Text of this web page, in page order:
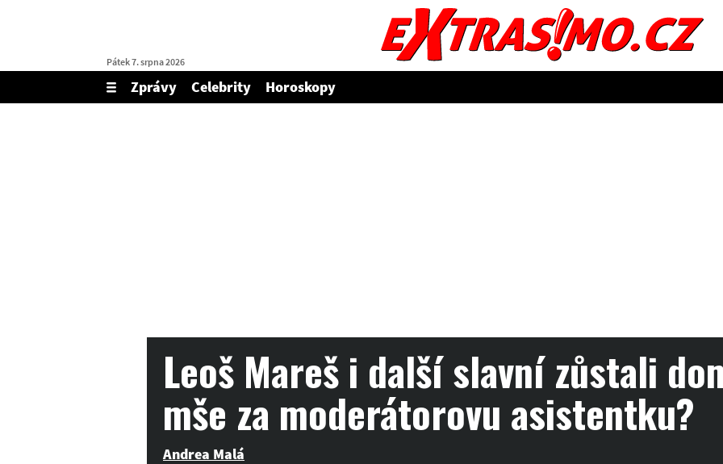
Pátek 7. srpna 2026
Zobrazit/skrýt
menu
Zprávy Celebrity
Horoskopy
Leoš Mareš i další slavní zůstali
mše za moderátorovu asistentku?
Andrea Malá